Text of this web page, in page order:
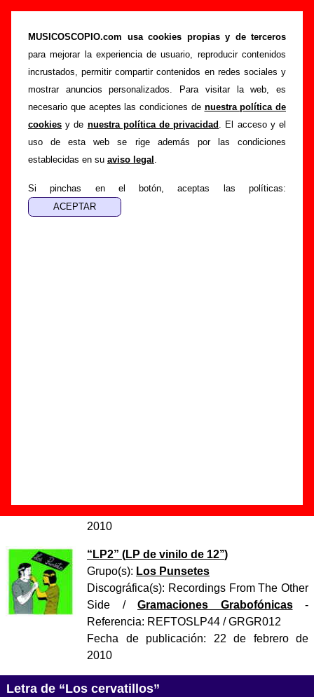
MUSICOSCOPIO.com usa cookies propias y de terceros
para mejorar la experiencia de usuario, reproducir contenidos
incrustados, permitir compartir contenidos en redes sociales y
mostrar anuncios personalizados. Para visitar la web, es
necesario que aceptes las condiciones de nuestra política de
cookies y de nuestra política de privacidad . El acceso y el
uso de esta web se rige además por las condiciones
establecidas en su aviso legal .
Si pinchas en el botón, aceptas las políticas:
“Los cervatillos”, canción de Los Punsetes
(Letra e información)
Portada >Los Punsetes >Canciones >Los cervatillos
Esta página pretende recopilar todo tipo de información
sobre lacanción "Los cervatillos " interpretada por
Punsetes. Además de su letra, también aparecerá
información sobre el autor o los autores, sobre los discos en
los que está incluido este tema, sobre la grabación del
encuentras errores o tienes información adicional, puedes
ayudar a
completar esta información
2010
“ LP2” (LP de vinilo de 12’’)
Grupo(s): Los Punsetes
Discográfica(s): Recordings From The Other
Side / Gramaciones Grabofónicas-
Referencia: REFTOSLP44 / GRGR012
Fecha de publicación: 22 de febrero de
2010
Letra de “Los cervatillos”